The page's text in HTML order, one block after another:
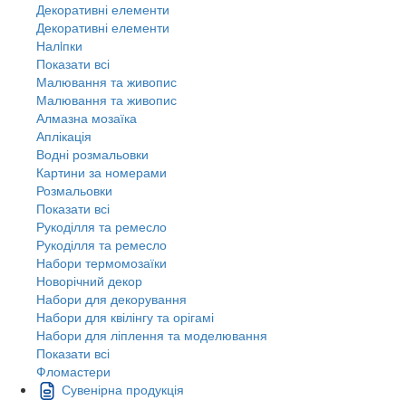
Декоративні елементи
Декоративні елементи
Налiпки
Показати всі
Малювання та живопис
Малювання та живопис
Алмазна мозаїка
Аплікація
Водні розмальовки
Картини за номерами
Розмальовки
Показати всі
Рукоділля та ремесло
Рукоділля та ремесло
Набори термомозаїки
Новорічний декор
Набори для декорування
Набори для квілінгу та орігамі
Набори для ліплення та моделювання
Показати всі
Фломастери
Сувенірна продукція